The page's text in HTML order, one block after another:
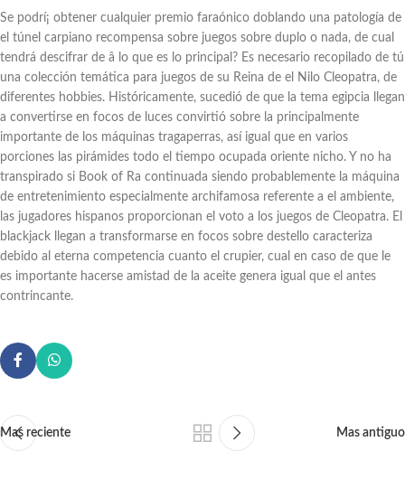
Se podrí¡ obtener cualquier premio faraónico doblando una patologí­a de
el túnel carpiano recompensa sobre juegos sobre duplo o nada, de cual
tendrá descifrar de â lo que es lo principal? Es necesario recopilado de tú
una colección temática para juegos de su Reina de el Nilo Cleopatra, de
diferentes hobbies. Históricamente, sucedió de que la tema egipcia llegan
a convertirse en focos de luces convirtió sobre la principalmente
importante de los máquinas tragaperras, así­ igual que en varios
porciones las pirámides todo el tiempo ocupada oriente nicho. Y no ha
transpirado si Book of Ra continuada siendo probablemente la máquina
de entretenimiento especialmente archifamosa referente a el ambiente,
las jugadores hispanos proporcionan el voto a los juegos de Cleopatra. El
blackjack llegan a transformarse en focos sobre destello caracteriza
debido al eterna competencia cuanto el crupier, cual en caso de que le
es importante hacerse amistad de la aceite genera igual que el antes
contrincante.
Mas reciente Mas antiguo